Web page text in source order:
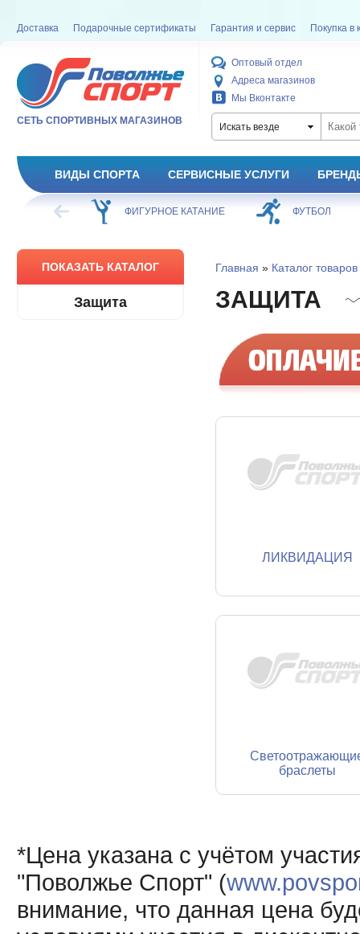
Доставка Подарочные сертификаты Гарантия и сервис Покупка в
СЕТЬ СПОРТИВНЫХ МАГАЗИНОВ
Оптовый отдел
Адреса магазинов
Мы Вконтакте
Искать везде
ВИДЫ СПОРТА СЕРВИСНЫЕ УСЛУГИ
ХОККЕЙ ФИГУРНОЕ КАТАНИЕ ФУТБОЛ
ПОКАЗАТЬ КАТАЛОГ
Защита
Главная » Каталог товаров
ЗАЩИТА
ЛИКВИДАЦИЯ
браслеты
*Цена указана с учётом
"Поволжье Спорт" (
внимание, что данная цена